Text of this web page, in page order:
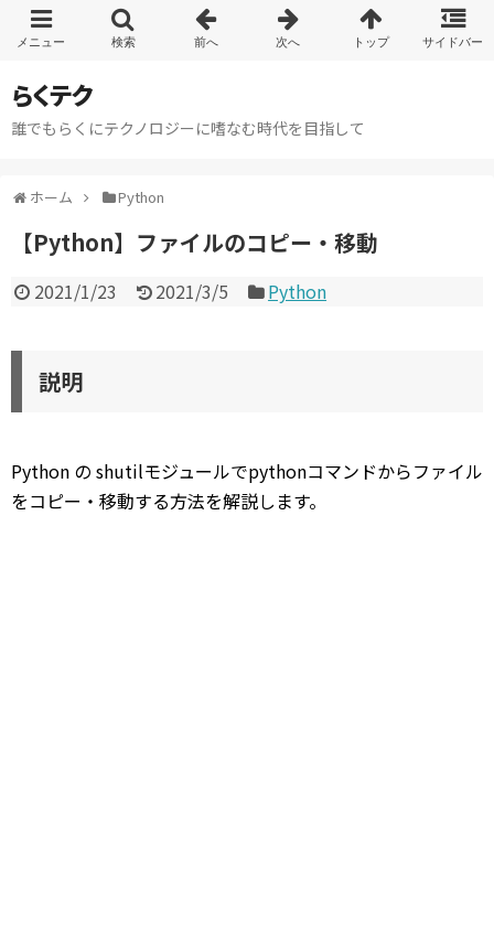
らくテク
誰でもらくにテクノロジーに嗜なむ時代を目指して
ホーム Python
【Python】ファイルのコピー・移動
2021/1/23 2021/3/5 Python
説明
Python の shutilモジュールでpythonコマンドからファイル
をコピー・移動する方法を解説します。